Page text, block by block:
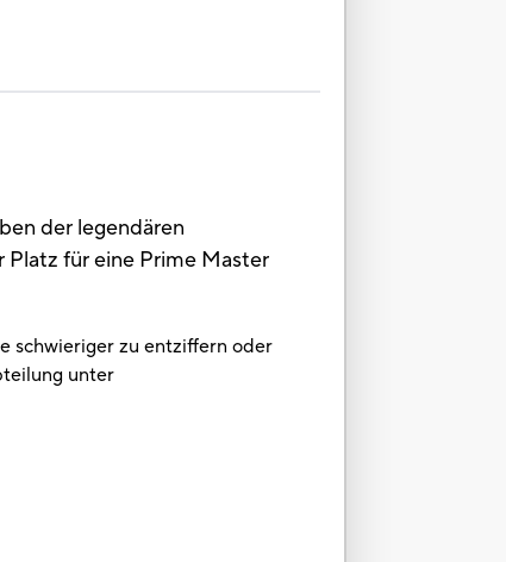
der legendären
Platz für eine Prime Master
schwieriger zu entziffern oder
unter